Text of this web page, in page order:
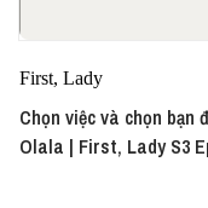
First, Lady
Chọn việc và chọn
Olala | First, Lady S3